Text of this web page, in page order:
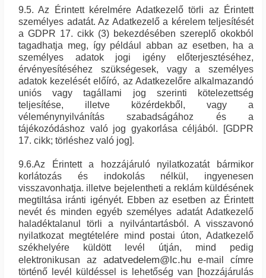
9.5. Az Érintett kérelmére Adatkezelő törli az Érintett
személyes adatát. Az Adatkezelő a kérelem teljesítését
a GDPR 17. cikk (3) bekezdésében szereplő okokból
tagadhatja meg, így például abban az esetben, ha a
személyes adatok jogi igény előterjesztéséhez,
érvényesítéséhez szükségesek, vagy a személyes
adatok kezelését előíró, az Adatkezelőre alkalmazandó
uniós vagy tagállami jog szerinti kötelezettség
teljesítése, illetve közérdekből, vagy a
véleménynyilvánítás szabadságához és a
tájékozódáshoz való jog gyakorlása céljából. [GDPR
17. cikk; törléshez való jog].
9.6.Az Érintett a hozzájáruló nyilatkozatát bármikor
korlátozás és indokolás nélkül, ingyenesen
visszavonhatja. illetve bejelentheti a reklám küldésének
megtiltása iránti igényét. Ebben az esetben az Érintett
nevét és minden egyéb személyes adatát Adatkezelő
haladéktalanul törli a nyilvántartásból. A visszavonó
nyilatkozat megtételére mind postai úton, Adatkezelő
székhelyére küldött levél útján, mind pedig
elektronikusan az adatvedelem@lc.hu e-mail címre
történő levél küldéssel is lehetőség van [hozzájárulás